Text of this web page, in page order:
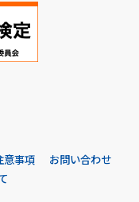
意事項
お問い合わせ